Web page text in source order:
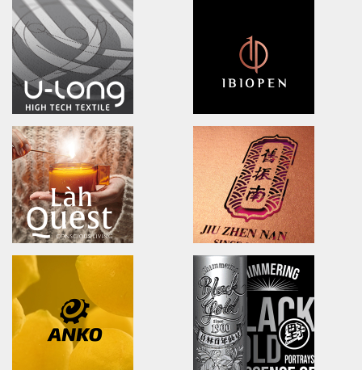
BLACK BRIDGE
logo Design/Packaging Design
黑橋牌黑豬秘饌/產品識別/包裝設計/LOGO設計
Brand
茶裡藏醫/品牌策略/包裝設計/品牌
NA LIAN BADMINTON TEAM
brand identity/logo design
澄涼羽毛球隊/品牌識別形象策略
Ching Yuan tea
brand identity/logo design/
慈心淨源茶/品牌探索.識別/包裝設
U-long
brand identity/logo design/packaging
友良紡織/品牌識別/包裝設計/行銷規範
ibiopen
brand identity/logo design/
ibiopen/品牌識別/包裝設計/行銷